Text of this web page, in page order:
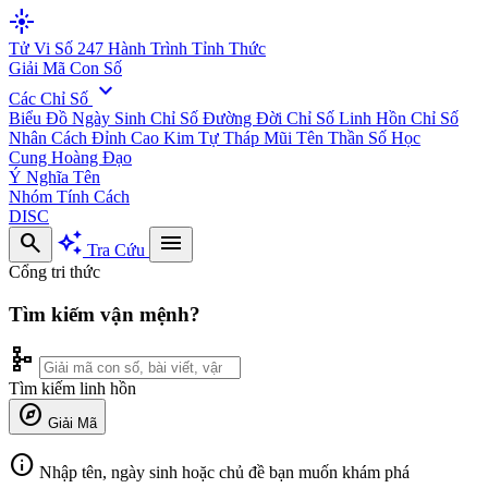
flare
Tử Vi Số 247 Hành Trình Tỉnh Thức
Giải Mã Con Số
Các Chỉ Số expand_more
Biểu Đồ Ngày Sinh Chỉ Số Đường Đời Chỉ Số Linh Hồn Chỉ Số
Nhân Cách Đỉnh Cao Kim Tự Tháp Mũi Tên Thần Số Học
Cung Hoàng Đạo
Ý Nghĩa Tên
Nhóm Tính Cách
DISC
search auto_awesome Tra Cứu menu
Cổng tri thức
Tìm kiếm vận mệnh?
schema
Tìm kiếm linh hồn
explore Giải Mã
info Nhập tên, ngày sinh hoặc chủ đề bạn muốn khám phá